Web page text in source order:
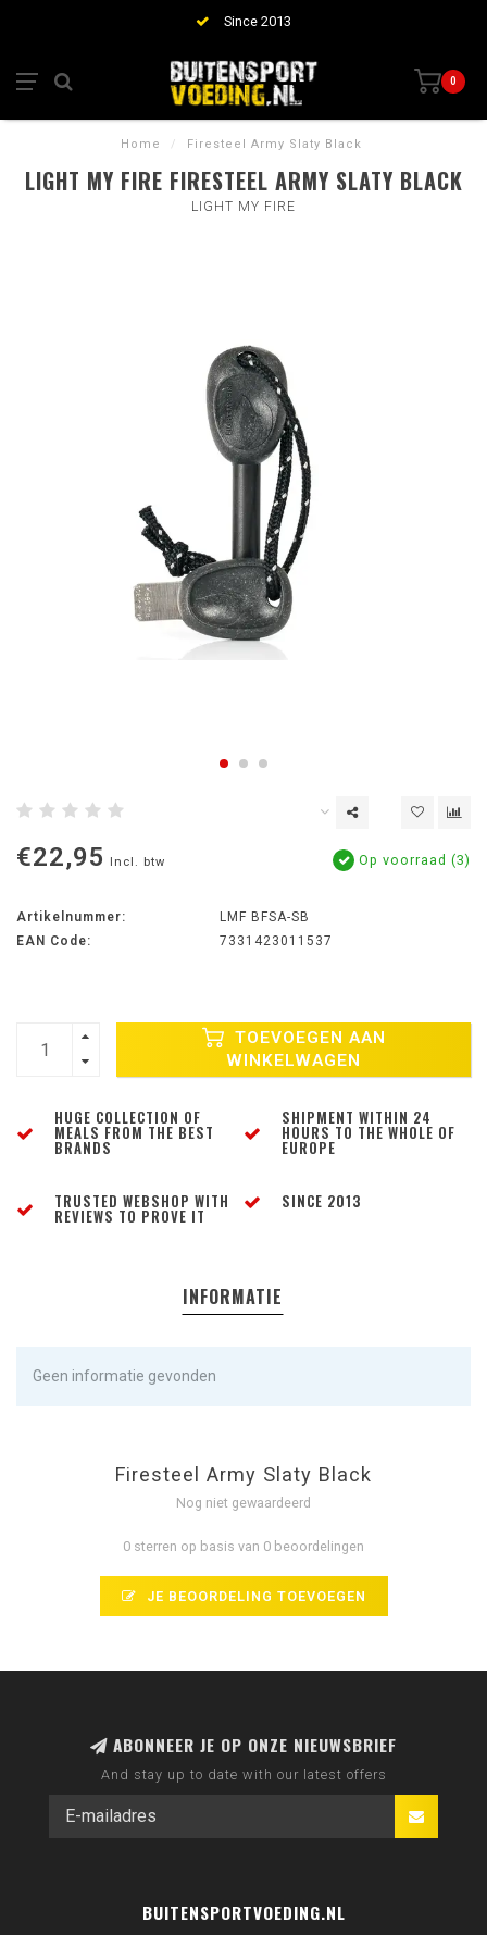
Since 2013
0
Home / Firesteel Army Slaty Black
LIGHT MY FIRE FIRESTEEL ARMY SLATY BLACK
LIGHT MY FIRE
€22,95 Incl. btw Op voorraad (3)
Artikelnummer:
LMF BFSA-SB
EAN Code:
7331423011537
TOEVOEGEN AAN
WINKELWAGEN
HUGE COLLECTION OF
MEALS FROM THE BEST
BRANDS
SHIPMENT WITHIN 24
HOURS TO THE WHOLE OF
EUROPE
TRUSTED WEBSHOP WITH
REVIEWS TO PROVE IT
SINCE 2013
INFORMATIE
Geen informatie gevonden
Firesteel Army Slaty Black
Nog niet gewaardeerd
0 sterren op basis van 0 beoordelingen
JE BEOORDELING TOEVOEGEN
ABONNEER JE OP ONZE NIEUWSBRIEF
And stay up to date with our latest offers
BUITENSPORTVOEDING.NL